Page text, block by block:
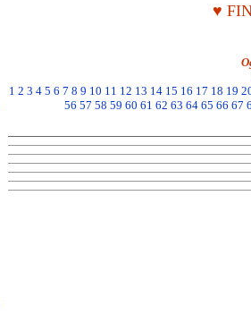
♥
1 2 3 4 5 6 7 8 9 10 11 12 13 14 15 16 17 18 19
56 57 58 59 60 61 62 63 64 65 66 67